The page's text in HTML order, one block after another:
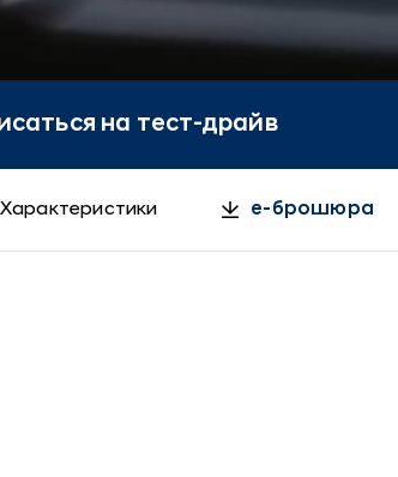
на тест-драйв
Характеристики e-брошюра